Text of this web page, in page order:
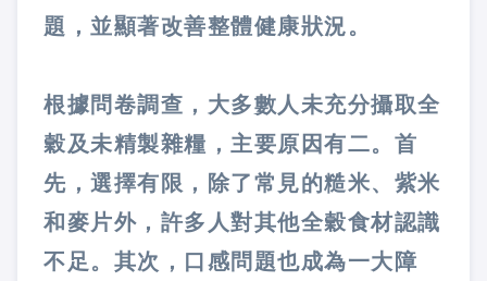
題，並顯著改善整體健康狀況。
根據問卷調查，大多數人未充分攝取全
穀及未精製雜糧，主要原因有二。首
先，選擇有限，除了常見的糙米、紫米
和麥片外，許多人對其他全穀食材認識
不足。其次，口感問題也成為一大障